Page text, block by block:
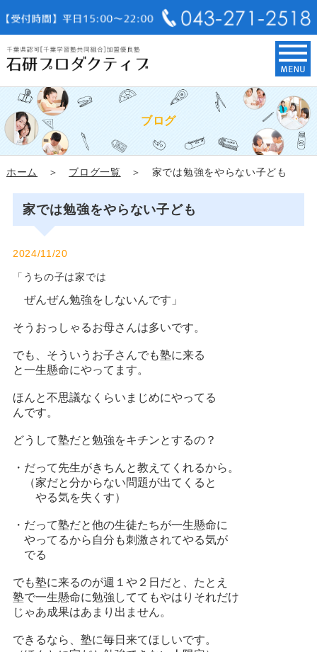
ブログ
ホーム ＞ ブログ一覧 ＞ 家では勉強をやらない子ども
家では勉強をやらない子ども
2024/11/20
「うちの子は家では
ぜんぜん勉強をしないんです」
そうおっしゃるお母さんは多いです。
でも、そういうお子さんでも塾に来る
と一生懸命にやってます。
ほんと不思議なくらいまじめにやってる
んです。
どうして塾だと勉強をキチンとするの？
・だって先生がきちんと教えてくれるから。
（家だと分からない問題が出てくると
やる気を失くす）
・だって塾だと他の生徒たちが一生懸命に
やってるから自分も刺激されてやる気が
でる
でも塾に来るのが週１や２日だと、たとえ
塾で一生懸命に勉強しててもやはりそれだけ
じゃあ成果はあまり出ません。
できるなら、塾に毎日来てほしいです。